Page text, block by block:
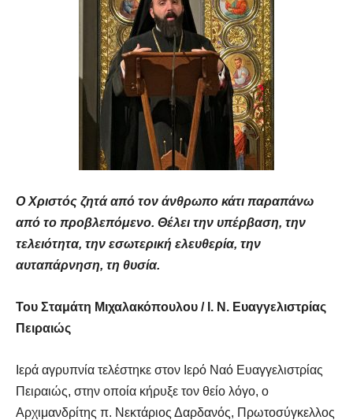
Ο Χριστός ζητά από τον άνθρωπο κάτι παραπάνω
από το προβλεπόμενο. Θέλει την υπέρβαση, την
τελειότητα, την εσωτερική ελευθερία, την
αυταπάρνηση, τη θυσία.
Του Σταμάτη Μιχαλακόπουλου / Ι. Ν. Ευαγγελιστρίας
Πειραιώς
Ιερά αγρυπνία τελέστηκε στον Ιερό Ναό Ευαγγελιστρίας
Πειραιώς, στην οποία κήρυξε τον θείο λόγο, ο
Αρχιμανδρίτης π. Νεκτάριος Δαρδανός, Πρωτοσύγκελλος